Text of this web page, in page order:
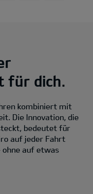
für dich.
kombiniert mit
Die Innovation, die
bedeutet für
auf jeder Fahrt
auf etwas